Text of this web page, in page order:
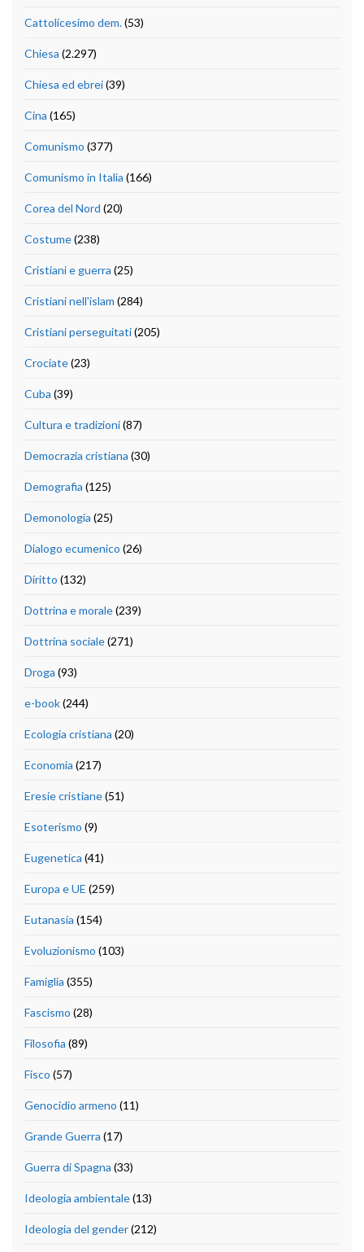
Cattolicesimo dem.(53)
Chiesa (2.297)
Chiesa ed ebrei(39)
Cina (165)
Comunismo (377)
Comunismo in Italia (166)
Corea del Nord (20)
Costume(238)
Cristiani e guerra (25)
Cristiani nell'islam (284)
Cristiani perseguitati(205)
Crociate(23)
Cuba (39)
Cultura e tradizioni(87)
Democrazia cristiana (30)
Demografia (125)
Demonologia (25)
Dialogo ecumenico (26)
Diritto (132)
Dottrina e morale(239)
Dottrina sociale(271)
Droga (93)
e-book(244)
Ecologia cristiana (20)
Economia (217)
Eresie cristiane(51)
Esoterismo (9)
Eugenetica (41)
Europa e UE (259)
Eutanasia (154)
Evoluzionismo (103)
Famiglia (355)
Fascismo (28)
Filosofia (89)
Fisco (57)
Genocidio armeno (11)
Grande Guerra (17)
Guerra di Spagna (33)
Ideologia ambientale(13)
Ideologia del gender(212)